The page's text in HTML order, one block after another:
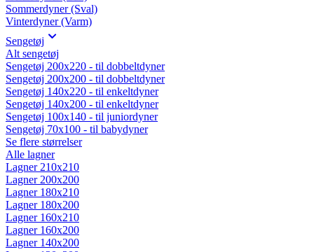
Sommerdyner (Sval)
Vinterdyner (Varm)
Sengetøj
Alt sengetøj
Sengetøj 200x220 - til dobbeltdyner
Sengetøj 200x200 - til dobbeltdyner
Sengetøj 140x220 - til enkeltdyner
Sengetøj 140x200 - til enkeltdyner
Sengetøj 100x140 - til juniordyner
Sengetøj 70x100 - til babydyner
Se flere størrelser
Alle lagner
Lagner 210x210
Lagner 200x200
Lagner 180x210
Lagner 180x200
Lagner 160x210
Lagner 160x200
Lagner 140x200